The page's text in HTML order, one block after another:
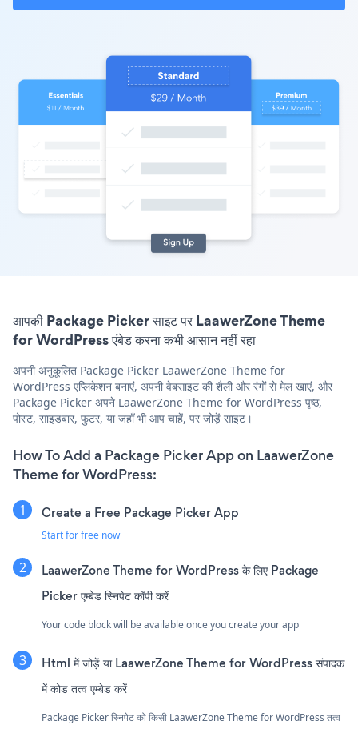
आपकी Package Picker साइट पर LaawerZone Theme
for WordPress एंबेड करना कभी आसान नहीं रहा
अपनी अनुकूलित Package Picker LaawerZone Theme for
WordPress एप्लिकेशन बनाएं, अपनी वेबसाइट की शैली और रंगों से मेल खाएं, और
Package Picker अपने LaawerZone Theme for WordPress पृष्ठ,
पोस्ट, साइडबार, फुटर, या जहाँ भी आप चाहें, पर जोड़ें साइट।
How To Add a Package Picker App on LaawerZone
Theme for WordPress:
Create a Free Package Picker App
Start for free now
LaawerZone Theme for WordPress के लिए Package
Picker एम्बेड स्निपेट कॉपी करें
Your code block will be available once you create your app
Html में जोड़ें या LaawerZone Theme for WordPress संपादक
में कोड तत्व एम्बेड करें
Package Picker स्निपेट को किसी LaawerZone Theme for WordPress तत्व